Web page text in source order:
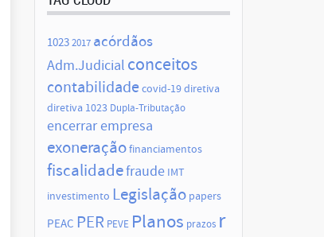
10232017 acórdãos
Adm.Judicial conceitos
contabilidade covid-19diretiva
diretiva 1023 Dupla-Tributação
encerrar empresa
exoneraçãofinanciamentos
fiscalidadefraude IMT
investimento Legislação papers
PEAC PER PEVE Planos prazos r